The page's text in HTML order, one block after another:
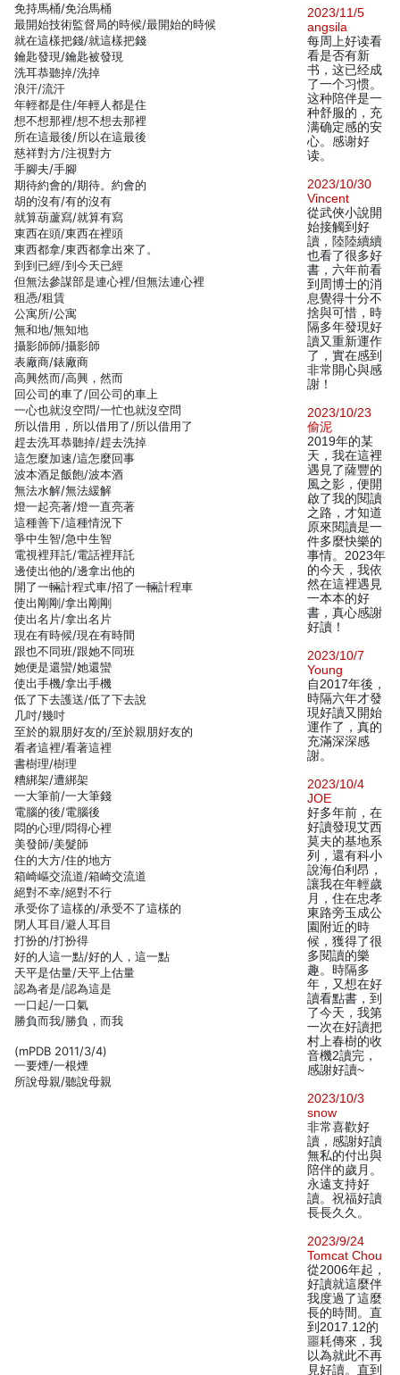
免持馬桶/免治馬桶
最開始技術監督局的時候/最開始的時候
就在這樣把錢/就這樣把錢
鑰匙發現/鑰匙被發現
洗耳恭聽掉/洗掉
浪汗/流汗
年輕都是住/年輕人都是住
想不想那裡/想不想去那裡
所在這最後/所以在這最後
慈祥對方/注視對方
手腳夫/手腳
期待約會的/期待。約會的
胡的沒有/有的沒有
就算葫蘆寫/就算有寫
東西在頭/東西在裡頭
東西都拿/東西都拿出來了。
到到已經/到今天已經
但無法參謀部是連心裡/但無法連心裡
租憑/租賃
公寓所/公寓
無和地/無知地
攝影師師/攝影師
表廠商/錶廠商
高興然而/高興，然而
回公司的車了/回公司的車上
一心也就沒空問/一忙也就沒空問
所以借用，所以借用了/所以借用了
趕去洗耳恭聽掉/趕去洗掉
這怎麼加速/這怎麼回事
波本酒足飯飽/波本酒
無法水解/無法緩解
燈一起亮著/燈一直亮著
這種善下/這種情況下
爭中生智/急中生智
電視裡拜託/電話裡拜託
邊使出他的/邊拿出他的
開了一輛計程式車/招了一輛計程車
使出剛剛/拿出剛剛
使出名片/拿出名片
現在有時候/現在有時間
跟也不同班/跟她不同班
她便是還蠻/她還蠻
使出手機/拿出手機
低了下去護送/低了下去說
几吋/幾吋
至於的親朋好友的/至於親朋好友的
看者這裡/看著這裡
書樹理/樹理
糟綁架/遭綁架
一大筆前/一大筆錢
電腦的後/電腦後
悶的心理/悶得心裡
美發師/美髮師
住的大方/住的地方
箱崎嶇交流道/箱崎交流道
絕對不幸/絕對不行
承受你了這樣的/承受不了這樣的
閉人耳目/避人耳目
打扮的/打扮得
好的人這一點/好的人，這一點
天平是估量/天平上估量
認為者是/認為這是
一口起/一口氣
勝負而我/勝負，而我
(mPDB 2011/3/4)
一要煙/一根煙
所說母親/聽說母親
2023/11/5
angsila
每周上好读看
看是否有新
书，这已经成
了一个习惯。
这种陪伴是一
种舒服的，充
满确定感的安
心。感谢好
读。
2023/10/30
Vincent
從武俠小說開
始接觸到好
讀，陸陸續續
也看了很多好
書，六年前看
到周博士的消
息覺得十分不
捨與可惜，時
隔多年發現好
讀又重新運作
了，實在感到
非常開心與感
謝！
2023/10/23
偷泥
2019年的某
天，我在這裡
遇見了薩豐的
風之影，便開
啟了我的閱讀
之路，才知道
原來閱讀是一
件多麼快樂的
事情。2023年
的今天，我依
然在這裡遇見
一本本的好
書，真心感謝
好讀！
2023/10/7
Young
自2017年後，
時隔六年才發
現好讀又開始
運作了，真的
充滿深深感
謝。
2023/10/4
JOE
好多年前，在
好讀發現艾西
莫夫的基地系
列，還有科小
說海伯利昂，
讓我在年輕歲
月，住在忠孝
東路旁玉成公
園附近的時
候，獲得了很
多閱讀的樂
趣。時隔多
年，又想在好
讀看點書，到
了今天，我第
一次在好讀把
村上春樹的收
音機2讀完，
感謝好讀~
2023/10/3
snow
非常喜歡好
讀，感謝好讀
無私的付出與
陪伴的歲月。
永遠支持好
讀。祝福好讀
長長久久。
2023/9/24
Tomcat Chou
從2006年起，
好讀就這麼伴
我度過了這麼
長的時間。直
到2017.12的
噩耗傳來，我
以為就此不再
見好讀。直到